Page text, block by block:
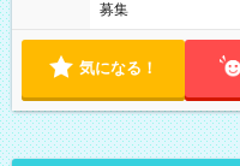
募集
気になる！